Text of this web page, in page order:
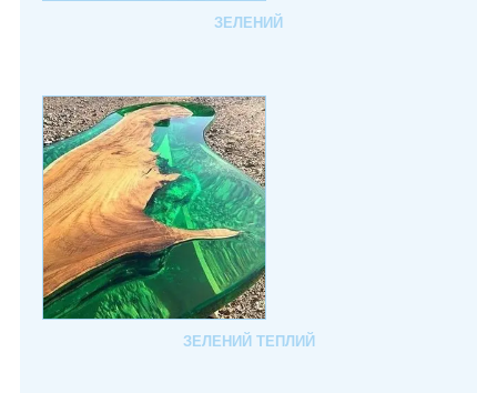
ЗЕЛЕНИЙ
ЗЕЛЕНИЙ ТЕПЛИЙ